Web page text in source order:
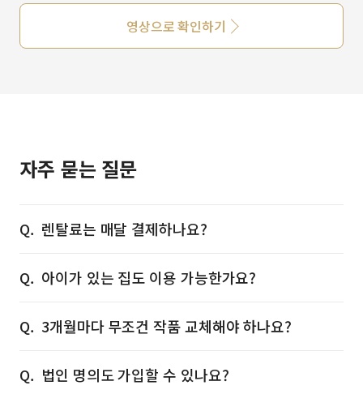
영상으로 확인하기
자주 묻는 질문
렌탈료는 매달 결제하나요?
아이가 있는 집도 이용 가능한가요?
3개월마다 무조건 작품 교체해야 하나요?
법인 명의도 가입할 수 있나요?